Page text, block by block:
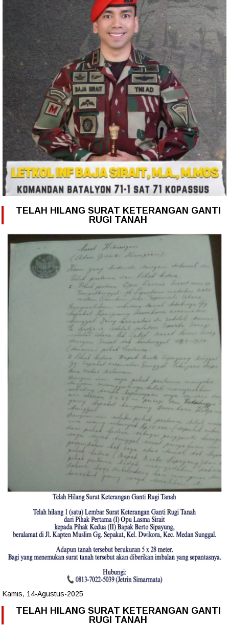
TELAH HILANG SURAT KETERANGAN GANTI
RUGI TANAH
Kamis, 14-Agustus-2025
TELAH HILANG SURAT KETERANGAN GANTI
RUGI TANAH